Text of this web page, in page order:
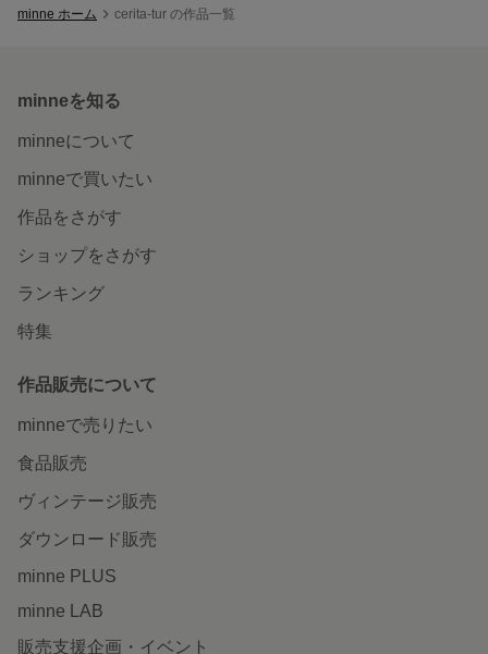
minne ホーム cerita-tur の作品一覧
minneを知る
minneについて
minneで買いたい
作品をさがす
ショップをさがす
ランキング
特集
作品販売について
minneで売りたい
食品販売
ヴィンテージ販売
ダウンロード販売
minne PLUS
minne LAB
販売支援企画・イベント